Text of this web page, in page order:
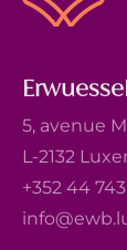
5, avenue
L-2132
+352 44